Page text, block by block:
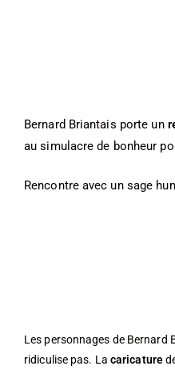
Bernard Briantais porte un
au simulacre de bonheur
Rencontre avec un sage
Les personnages de Bernard
ridiculise pas. La caricature